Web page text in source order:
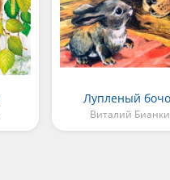
Лупленый
Виталий Бианки